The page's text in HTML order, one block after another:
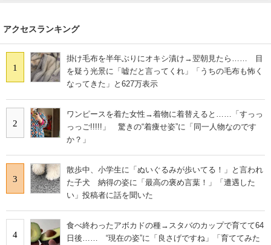
アクセスランキング
1
掛け毛布を半年ぶりにオキシ漬け→翌朝見たら…… 目
を疑う光景に「嘘だと言ってくれ」「うちの毛布も怖く
なってきた」と627万表示
2
ワンピースを着た女性→着物に着替えると……「すっっ
っっご!!!!!」 驚きの“着痩せ姿”に「同一人物なのです
か？」
3
散歩中、小学生に「ぬいぐるみが歩いてる！」と言われ
た子犬 納得の姿に「最高の褒め言葉！」「遭遇した
い」投稿者に話を聞いた
4
食べ終わったアボカドの種→スタバのカップで育てて64
日後…… “現在の姿”に「良さげですね」「育ててみた